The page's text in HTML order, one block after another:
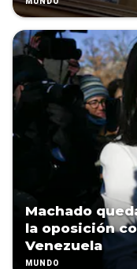
Machado
la oposición
Venezuela
MUNDO